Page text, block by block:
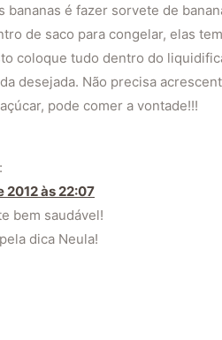
bananas é fazer sorvete de
de saco para congelar, elas
coloque tudo dentro do
desejada. Não precisa
pode comer a vontade!!!
2012 às 22:07
bem saudável!
dica Neula!